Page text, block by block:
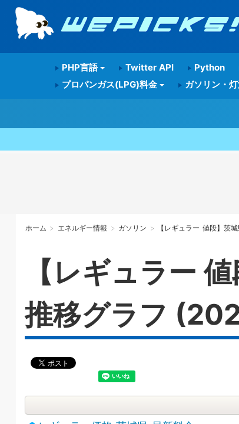
PHP言語 Twitter API Python
プロパンガス(LPG)料金
ガソリン・
ホーム > エネルギー情報 > ガソリン > 【レギュラー 値段】茨
【レギュラー
推移グラフ